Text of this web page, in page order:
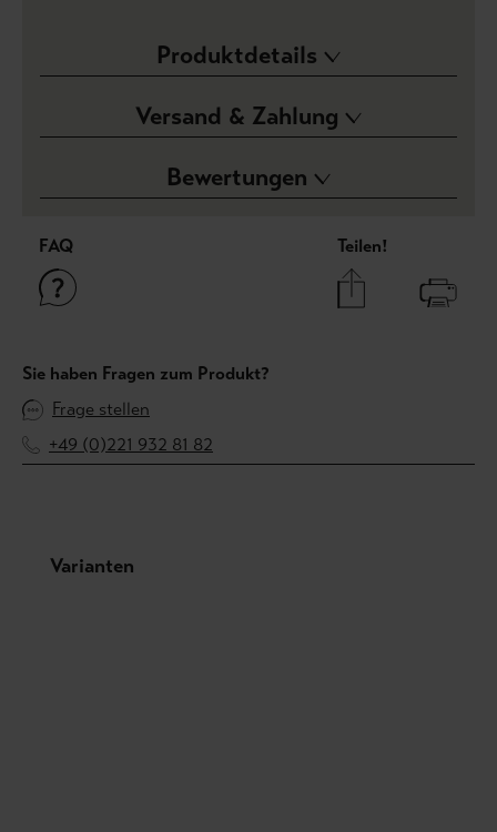
Produktdetails
Versand & Zahlung
Bewertungen
FAQ Teilen!
Sie haben Fragen zum Produkt?
Frage stellen
+49 (0)221 932 81 82
Produktgalerie überspringen
Varianten